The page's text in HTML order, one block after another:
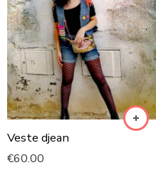
Veste djean
€60.00